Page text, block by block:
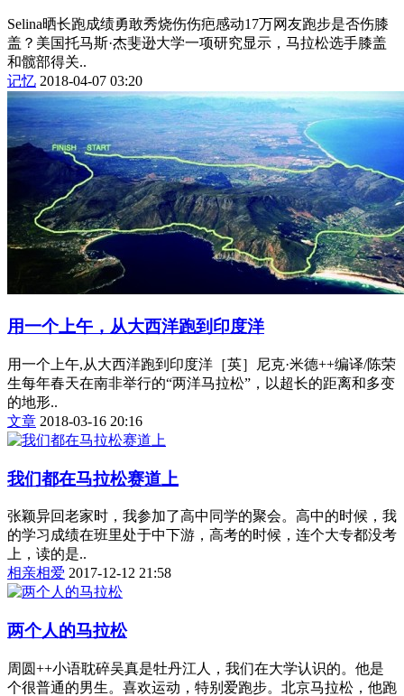
Selina晒长跑成绩勇敢秀烧伤伤疤感动17万网友跑步是否伤膝
盖？美国托马斯·杰斐逊大学一项研究显示，马拉松选手膝盖
和髋部得关..
记忆 2018-04-07 03:20
用一个上午，从大西洋跑到印度洋
用一个上午,从大西洋跑到印度洋［英］尼克·米德++编译/陈荣
生每年春天在南非举行的“两洋马拉松”，以超长的距离和多变
的地形..
文章 2018-03-16 20:16
我们都在马拉松赛道上
张颖异回老家时，我参加了高中同学的聚会。高中的时候，我
的学习成绩在班里处于中下游，高考的时候，连个大专都没考
上，读的是..
相亲相爱 2017-12-12 21:58
两个人的马拉松
周圆++小语耽碎吴真是牡丹江人，我们在大学认识的。他是
个很普通的男生。喜欢运动，特别爱跑步。北京马拉松，他跑